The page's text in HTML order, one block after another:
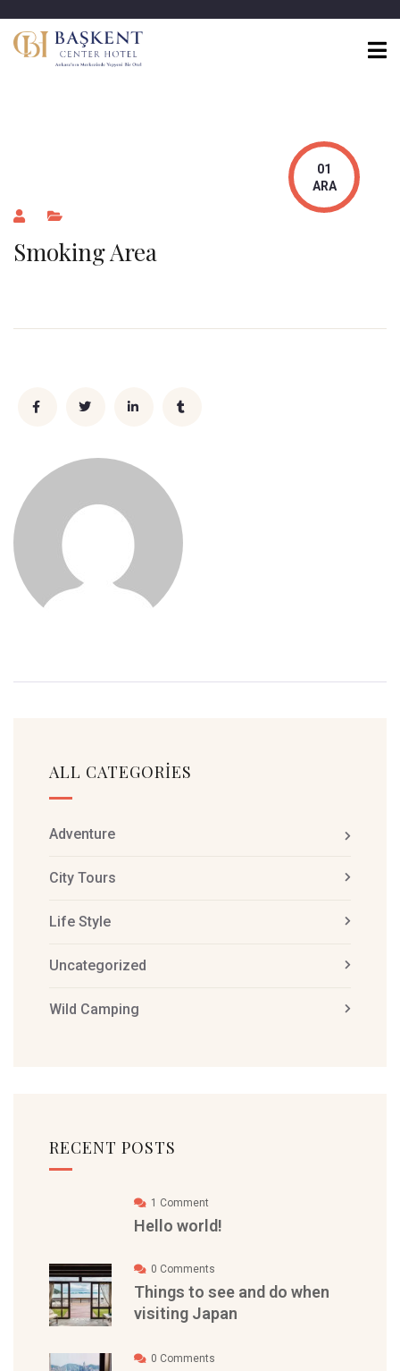
01
ARA
Smoking Area
ALL CATEGORIES
Adventure
City Tours
Life Style
Uncategorized
Wild Camping
RECENT POSTS
1 Comment
Hello world!
0 Comments
Things to see and do when
visiting Japan
0 Comments